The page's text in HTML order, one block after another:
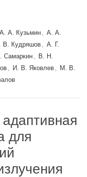
А. А. Кузьмин , А. А.
В. Кудряшов , А. Г.
Самаркин , В. Н.
, И. В. Яковлев , М. В.
для